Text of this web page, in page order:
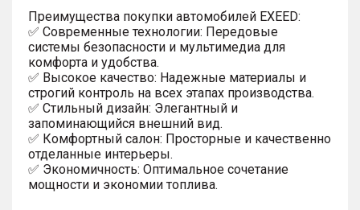
Преимущества покупки автомобилей EXEED:
✅ Современные технологии: Передовые
системы безопасности и мультимедиа для
комфорта и удобства.
✅ Высокое качество: Надежные материалы и
строгий контроль на всех этапах производства.
✅ Стильный дизайн: Элегантный и
запоминающийся внешний вид.
✅ Комфортный салон: Просторные и качественно
отделанные интерьеры.
✅ Экономичность: Оптимальное сочетание
мощности и экономии топлива.